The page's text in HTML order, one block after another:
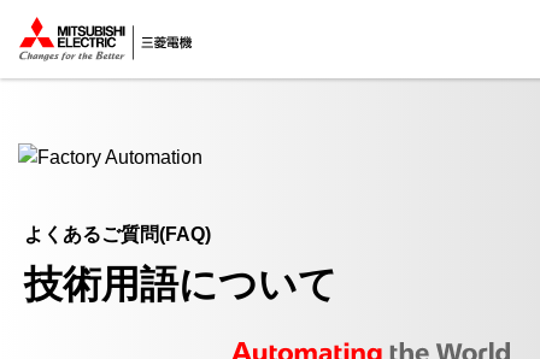
ここから本文
よくあるご質問(FAQ)
技術用語について